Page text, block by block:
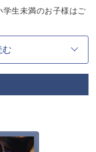
学生未満のお子様はご
訪湖の新作花火。
した客室露天風呂
覧いただけます。
日間に渡りトーナメ
創的な技術を詰め込
、この時季だからこ
む
は、旬